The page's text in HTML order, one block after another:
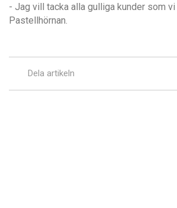
- Jag vill tacka alla gulliga kunder som vi
Pastellhörnan.
Dela artikeln